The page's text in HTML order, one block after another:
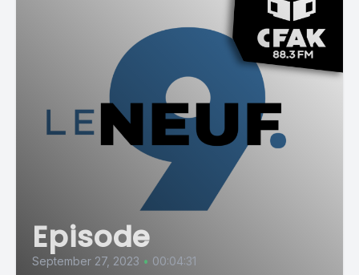
Episode
September 27, 2023 • 00:04:31